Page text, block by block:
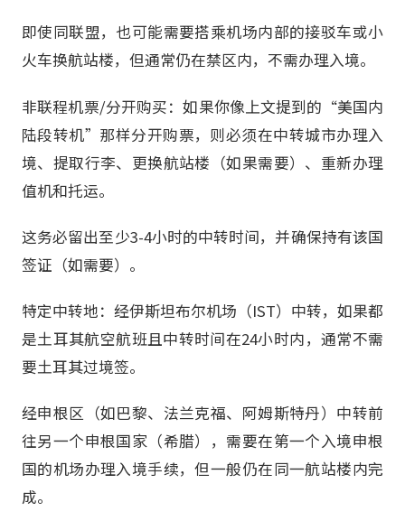
即使同联盟，也可能需要搭乘机场内部的接驳车或小
火车换航站楼，但通常仍在禁区内，不需办理入境。
非联程机票/分开购买：如果你像上文提到的“美国内
陆段转机”那样分开购票，则必须在中转城市办理入
境、提取行李、更换航站楼（如果需要）、重新办理
值机和托运。
这务必留出至少3-4小时的中转时间，并确保持有该国
签证（如需要）。
特定中转地：经伊斯坦布尔机场（IST）中转，如果都
是土耳其航空航班且中转时间在24小时内，通常不需
要土耳其过境签。
经申根区（如巴黎、法兰克福、阿姆斯特丹）中转前
往另一个申根国家（希腊），需要在第一个入境申根
国的机场办理入境手续，但一般仍在同一航站楼内完
成。